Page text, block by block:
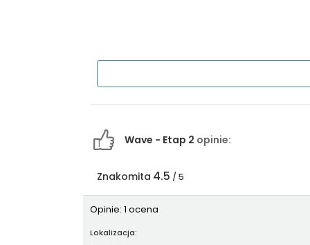
Wave - Etap 2 opinie:
Znakomita 4.5 / 5
Opinie: 1 ocena
Lokalizacja: